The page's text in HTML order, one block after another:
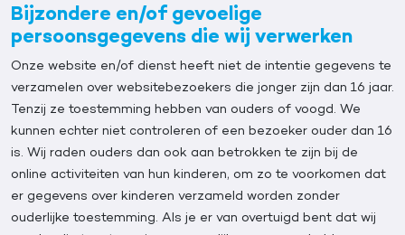
Bijzondere en/of gevoelige
persoonsgegevens die wij verwerken
Onze website en/of dienst heeft niet de intentie gegevens te
verzamelen over websitebezoekers die jonger zijn dan 16 jaar.
Tenzij ze toestemming hebben van ouders of voogd. We
kunnen echter niet controleren of een bezoeker ouder dan 16
is. Wij raden ouders dan ook aan betrokken te zijn bij de
online activiteiten van hun kinderen, om zo te voorkomen dat
er gegevens over kinderen verzameld worden zonder
ouderlijke toestemming. Als je er van overtuigd bent dat wij